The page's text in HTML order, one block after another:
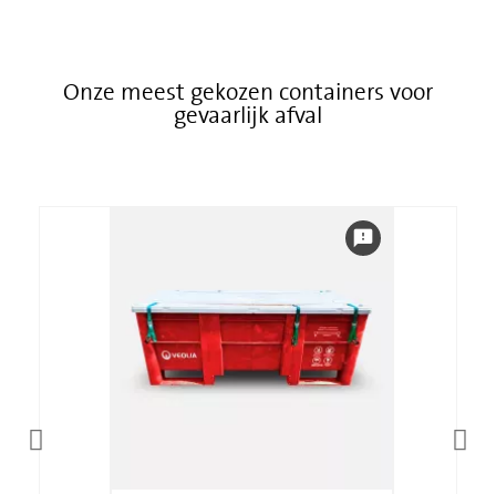
Onze meest gekozen containers voor
gevaarlijk afval
feedback